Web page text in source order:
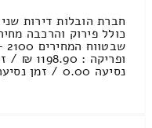
חברת הובלות דירות
נסיעה 0.00 / זמן נסיעה בין ערים 0 דקות [...]